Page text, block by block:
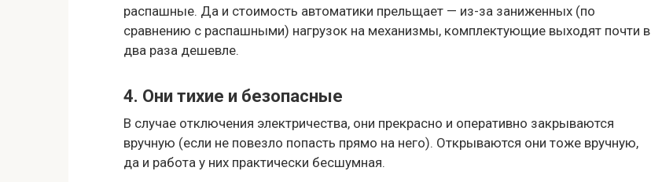
распашные. Да и стоимость автоматики прельщает — из-за заниженных (по
сравнению с распашными) нагрузок на механизмы, комплектующие выходят почти в
два раза дешевле.
4. Они тихие и безопасные
В случае отключения электричества, они прекрасно и оперативно закрываются
вручную (если не повезло попасть прямо на него). Открываются они тоже вручную,
да и работа у них практически бесшумная.